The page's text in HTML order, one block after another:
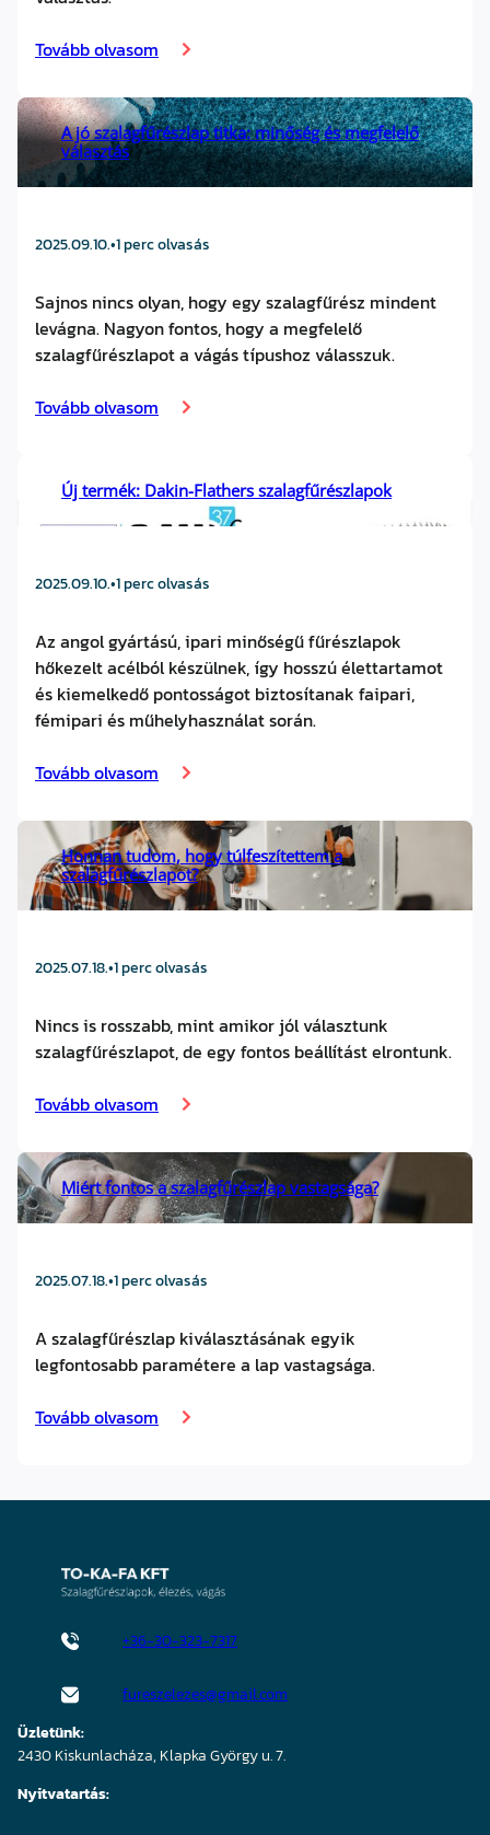
Tovább olvasom
A jó szalagfűrészlap titka: minőség és megfelelő
választás
2025.09.10.•1 perc olvasás
Sajnos nincs olyan, hogy egy szalagfűrész mindent
levágna. Nagyon fontos, hogy a megfelelő
szalagfűrészlapot a vágás típushoz válasszuk.
Tovább olvasom
Új termék: Dakin-Flathers szalagfűrészlapok
2025.09.10.•1 perc olvasás
Az angol gyártású, ipari minőségű fűrészlapok
hőkezelt acélból készülnek, így hosszú élettartamot
és kiemelkedő pontosságot biztosítanak faipari,
fémipari és műhelyhasználat során.
Tovább olvasom
Honnan tudom, hogy túlfeszítettem a
szalagfűrészlapot?
2025.07.18.•1 perc olvasás
Nincs is rosszabb, mint amikor jól választunk
szalagfűrészlapot, de egy fontos beállítást elrontunk.
Tovább olvasom
Miért fontos a szalagfűrészlap vastagsága?
2025.07.18.•1 perc olvasás
A szalagfűrészlap kiválasztásának egyik
legfontosabb paramétere a lap vastagsága.
Tovább olvasom
+36-30-323-7317
fureszelezes@gmail.com
Üzletünk:
2430 Kiskunlacháza, Klapka György u. 7.
Nyitvatartás: